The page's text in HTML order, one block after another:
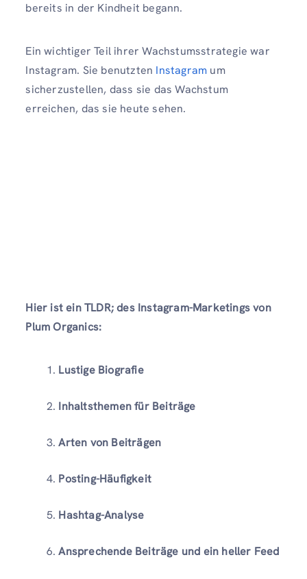
bereits in der Kindheit begann.
Ein wichtiger Teil ihrer Wachstumsstrategie war
Instagram. Sie benutzten Instagram um
sicherzustellen, dass sie das Wachstum
erreichen, das sie heute sehen.
Hier ist ein TLDR; des Instagram-Marketings von
Plum Organics:
Lustige Biografie
Inhaltsthemen für Beiträge
Arten von Beiträgen
Posting-Häufigkeit
Hashtag-Analyse
Ansprechende Beiträge und ein heller Feed